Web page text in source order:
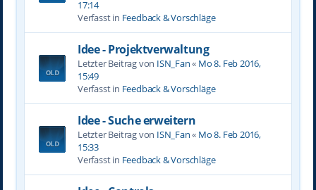
17:14
Verfasst in Feedback & Vorschläge
Idee - Projektverwaltung
Letzter Beitrag von ISN_Fan« Mo 8. Feb 2016,
15:49
Verfasst in Feedback & Vorschläge
Idee - Suche erweitern
Letzter Beitrag von ISN_Fan« Mo 8. Feb 2016,
15:33
Verfasst in Feedback & Vorschläge